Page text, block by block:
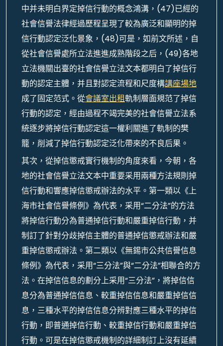
中并未明白界定掉信行動的概念鴻溝，(47)已經的
社會信譽法律經過歷程呈現了較為廣泛和顯明的掉
信行動認定泛化景象，(48)可是，如前文所述，自
從社會信譽處所立法進進成熟階段之后，(49)各地
立法機關出臺的社會信譽立法文本都明白了掉信行
動的認定主體，并且對認定流程和尺度構講座場地
成了固定范式。從會議室出租軌制層面規范了掉信
行動的認定，經由過程不竭完美的社會信譽立法系
統逐步將掉信行動認定這一權利關進了軌制的樊
籠，削減了掉信行動認定泛化帶來的不良后果。
其次，從掉信懲戒實行機制的角度來看，今朝，各
地的社會信譽立法文本中重要采用兩種方法規則掉
信行動和響應掉信懲戒辦法的水平。第一類以《上
海市社會信譽條例》為代表，采用“二分法”的方法
將掉信行動分為普通掉信行動和嚴重掉信行動，并
制訂了針對分歧掉信主體的普通掉信懲戒辦法和嚴
重掉信懲戒辦法。第二類以《無錫市公共信譽信息
條例》為代表，采用“三分法”與“二分法”相聯合的方
法。在掉信信息的劃分上采用“三分法”，將掉信信
息分為普通掉信信息、較重掉信信息和嚴重掉信信
息，三種水平的掉信信息分辨對應三種水平的掉信
行動，即普通掉信行動、較重掉信行動和嚴重掉信
行動。可是在掉信懲戒機制的詳細制訂上沒有延續